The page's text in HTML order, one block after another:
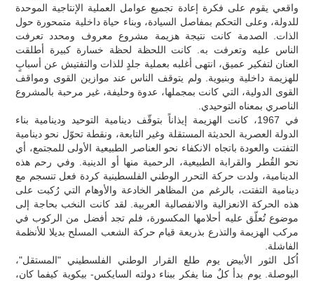
واقعي يقوم على فكرة إعادة تجميع عوامل العملية الإنتاجية الموحدة
للدولة، وعلى التحكم بمفاصل السيادة، وبناء حياة داخلية متمحورة حول
الذات. الصدمة كانت نتيجة هزيمة مشروع معروف ومحدد تعرفت
الناس عليه وتعرفت به. كانت اللحظة لحظة خسارة كبيرة أطلقت
العنان لتفكير عميق، انتهى أغلبه بعملية جلدٍ للذات والتفتيش عن أسبابٍ
للهزيمة داخلية وبنيوية. ولم يتوقف الناس عند موازين القوى ومواقف
القوى الدولية، التي كانت بمجملها، عدوة وحليفة، غير مرحبة بالمشروع
الناصري بمعناه التوحيدي.
في 1967، كانت الهزيمة إيذاناً بتوقّف دينامية التوحيد ودينامية بناء
الدولة العصرية الحديثة المستقلة وغير التابعة، ونقطة تحوّل نحو دينامية
التفتت والعودة باتجاه الانكفاء نحو العناصر الطبيعية الأولى للمجتمع، أي
نحو القُطر والقرابة الطبيعية، الرحمية منها أو الدينية. وفي رحم هذه
الدينامية، ولدت حركة التحرر الوطني الفلسطينية كردة فعل تنسجم مع
دينامية التفتت، بالرغم من المظاهر الخادعة والأوهام التي رُكبت على
هذه الحركة الانعزالية والانفصالية العربية. لقد كانت النخب بحاجة إلى
موضوع تُعلّق عليه أحلامها المكسورة، فلم تجد أفضل من الركوب في
مركب الهزيمة والتذرع بذريعة قيام حركة الشعب المسلح بديلا للأنظمة
الفاشلة.
اُكل الثور الأبيض يوم طلع القرار الوطني الفلسطيني "المستقل"،
البوصلة. يوم بدأ كلٌ منا يفكر ببناء دولته السايكس- بيكوية كيفما كان،